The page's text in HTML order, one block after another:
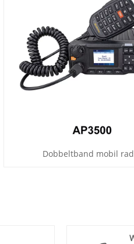
Dobbeltband mobil